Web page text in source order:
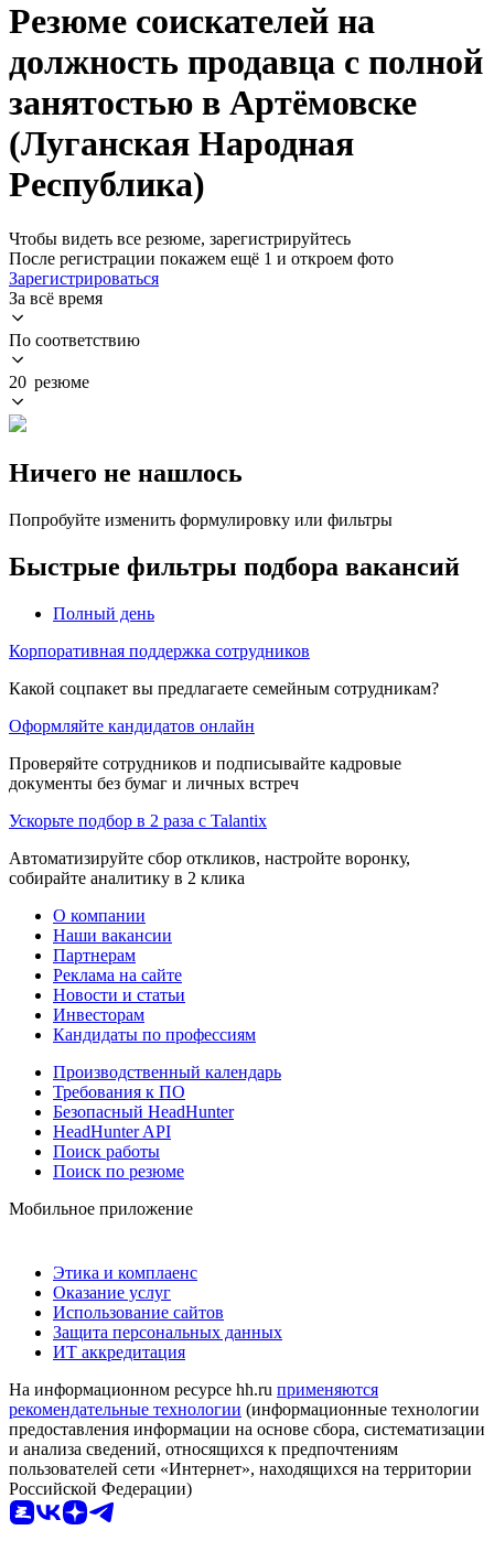
Резюме соискателей на
должность продавца с полной
занятостью в Артёмовске
(Луганская Народная
Республика)
Чтобы видеть все резюме, зарегистрируйтесь
После регистрации покажем ещё 1 и откроем фото
Зарегистрироваться
За всё время
По соответствию
20 резюме
Ничего не нашлось
Попробуйте изменить формулировку или фильтры
Быстрые фильтры подбора вакансий
Полный день
Корпоративная поддержка сотрудников
Какой соцпакет вы предлагаете семейным сотрудникам?
Оформляйте кандидатов онлайн
Проверяйте сотрудников и подписывайте кадровые
документы без бумаг и личных встреч
Ускорьте подбор в 2 раза с Talantix
Автоматизируйте сбор откликов, настройте воронку,
собирайте аналитику в 2 клика
О компании
Наши вакансии
Партнерам
Реклама на сайте
Новости и статьи
Инвесторам
Кандидаты по профессиям
Производственный календарь
Требования к ПО
Безопасный HeadHunter
HeadHunter API
Поиск работы
Поиск по резюме
Мобильное приложение
Этика и комплаенс
Оказание услуг
Использование сайтов
Защита персональных данных
ИТ аккредитация
На информационном ресурсе hh.ru применяются
рекомендательные технологии (информационные технологии
предоставления информации на основе сбора, систематизации
и анализа сведений, относящихся к предпочтениям
пользователей сети «Интернет», находящихся на территории
Российской Федерации)